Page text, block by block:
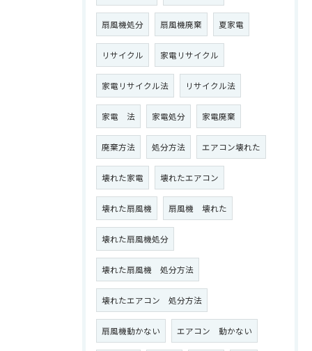
扇風機処分 扇風機廃棄 夏家電
リサイクル 家電リサイクル
家電リサイクル法 リサイクル法
家電 法 家電処分 家電廃棄
廃棄方法 処分方法 エアコン壊れた
壊れた家電 壊れたエアコン
壊れた扇風機 扇風機 壊れた
壊れた扇風機処分
壊れた扇風機 処分方法
壊れたエアコン 処分方法
扇風機動かない エアコン 動かない